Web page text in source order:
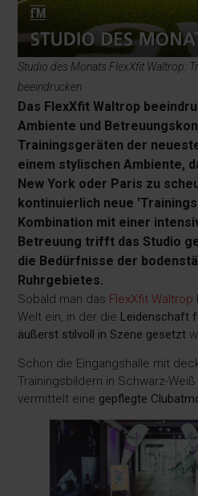
Studio des Monats FlexXfit Waltrop:
beeindrucken
Das FlexXfit Waltrop
Ambiente und
Trainingsgeräten der
einem stylischen Ambiente,
New York oder Paris zu
kontinuierlich neue
Kombination mit einer
Betreuung trifft das Studio
die Bedürfnisse der
Ruhrgebietes.
Sobald man das FlexXfit Waltrop
Welt ein, in der die Leidenschaft
äußerst stilvoll in Szene gesetzt
Schon die Eingangshalle mit
Trainingsbildern in Schwarz-
vermittelt eine gepflegte